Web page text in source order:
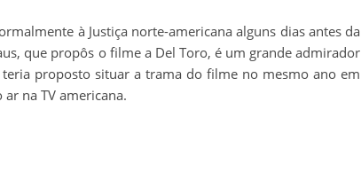
à Justiça norte-americana alguns dias antes da
que propôs o filme a Del Toro, é um grande admirador
proposto situar a trama do filme no mesmo ano em
na TV americana.